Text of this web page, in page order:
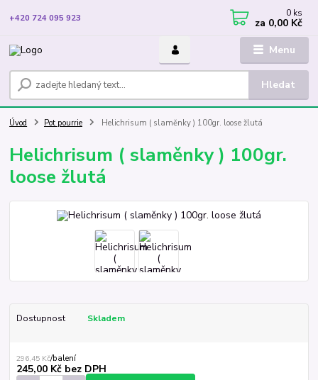
Menu
Hledat
+420 724 095 923 0 ks
za 0,00 Kč
Úvod Pot pourrie Helichrisum ( slaměnky ) 100gr. loose žlutá
Helichrisum ( slaměnky ) 100gr.
loose žlutá
Dostupnost Skladem
296,45 Kč/balení
245,00 Kč bez DPH